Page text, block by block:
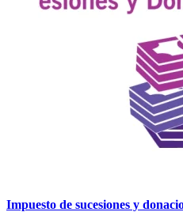
Impuesto de sucesiones y